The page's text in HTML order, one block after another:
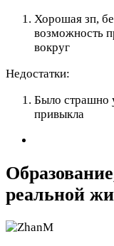
Хорошая зп,
возможность
вокруг
Недостатки:
Было страшно
привыкла
реальной